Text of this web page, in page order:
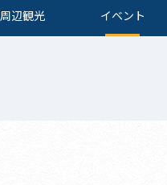
周辺観光 イベント